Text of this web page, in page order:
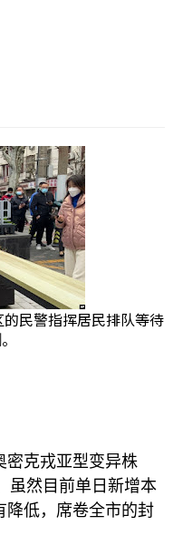
民警指挥居民排队等待
密克戎亚型变异株
虽然目前单日新增本
降低，席卷全市的封